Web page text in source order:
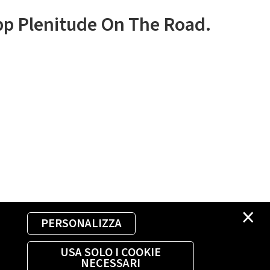
×
PERSONALIZZA
USA SOLO I COOKIE
NECESSARI
Plenitude On The Road.